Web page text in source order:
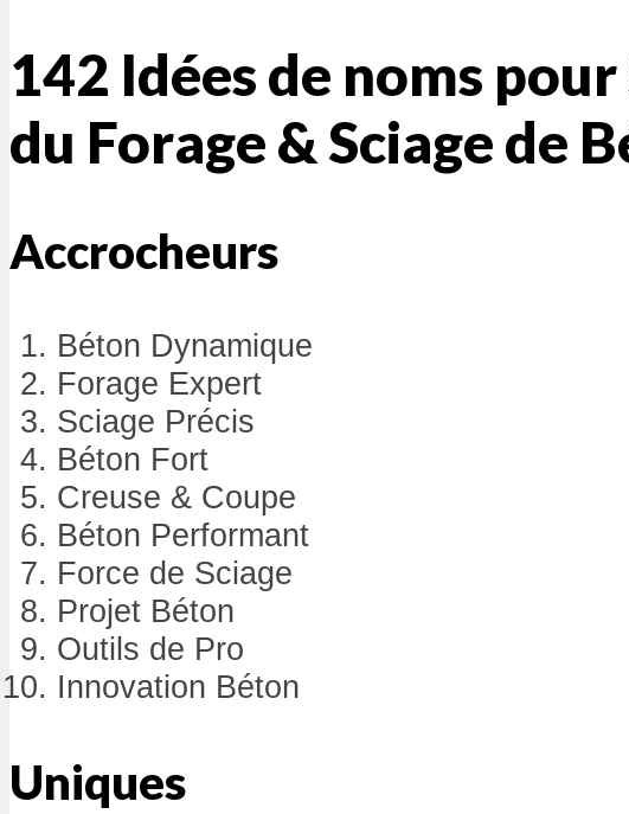
142 Idées de noms
du Forage & Sciage de
Accrocheurs
Béton Dynamique
Forage Expert
Sciage Précis
Béton Fort
Creuse & Coupe
Béton Performant
Force de Sciage
Projet Béton
Outils de Pro
Innovation Béton
Uniques